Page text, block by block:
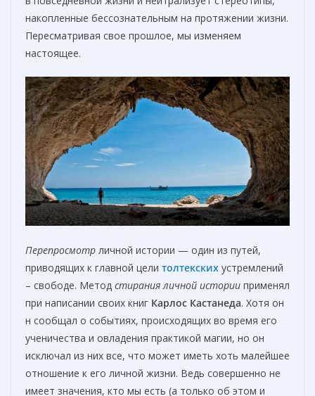
накопленные бессознательным на протяжении жизни.
Пересматривая свое прошлое, мы изменяем
настоящее.
Перепросмотр личной истории — один из путей,
приводящих к главной цели толтекских устремлений
– свободе. Метод стирания личной истории применял
при написании своих книг Карлос Кастанеда. Хотя он
н сообщал о событиях, происходящих во время его
ученичества и овладения практикой магии, но он
исключал из них все, что может иметь хоть малейшее
отношение к его личной жизни. Ведь совершенно не
имеет значения, кто мы есть (а только об этом и